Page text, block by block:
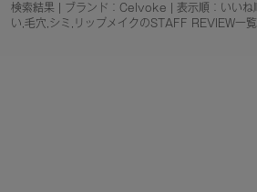
検索結果 | ブランド：Celvoke | 表示順：いいね
い,毛穴,シミ,リップメイクのSTAFF REVIEW一覧